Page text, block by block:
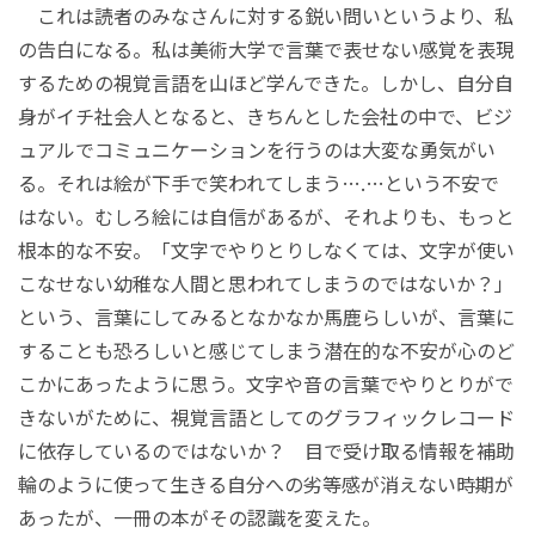
これは読者のみなさんに対する鋭い問いというより、私
の告白になる。私は美術大学で言葉で表せない感覚を表現
するための視覚言語を山ほど学んできた。しかし、自分自
身がイチ社会人となると、きちんとした会社の中で、ビジ
ュアルでコミュニケーションを行うのは大変な勇気がい
る。それは絵が下手で笑われてしまう….…という不安で
はない。むしろ絵には自信があるが、それよりも、もっと
根本的な不安。「文字でやりとりしなくては、文字が使い
こなせない幼稚な人間と思われてしまうのではないか？」
という、言葉にしてみるとなかなか馬鹿らしいが、言葉に
することも恐ろしいと感じてしまう潜在的な不安が心のど
こかにあったように思う。文字や音の言葉でやりとりがで
きないがために、視覚言語としてのグラフィックレコード
に依存しているのではないか？ 目で受け取る情報を補助
輪のように使って生きる自分への劣等感が消えない時期が
あったが、一冊の本がその認識を変えた。